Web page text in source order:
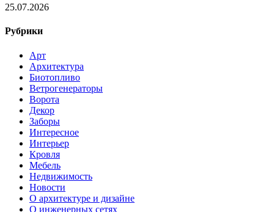
25.07.2026
Рубрики
Арт
Архитектура
Биотопливо
Ветрогенераторы
Ворота
Декор
Заборы
Интересное
Интерьер
Кровля
Мебель
Недвижимость
Новости
О архитектуре и дизайне
О инженерных сетях